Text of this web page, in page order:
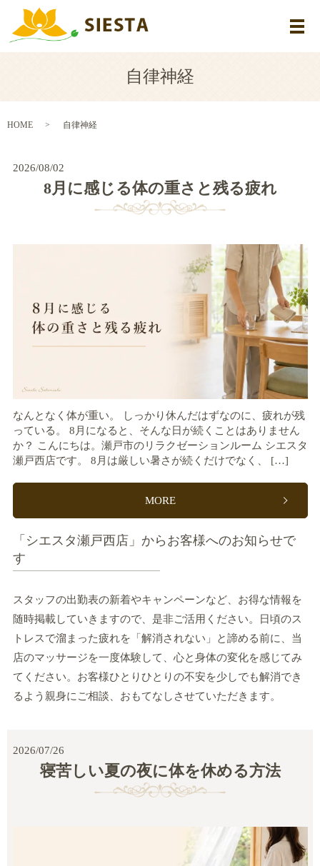
メ
自律神経
HOME 自律神経
2026/08/02
8月に感じる体の重さと残る疲れ
なんとなく体が重い。 しっかり休んだはずなのに、疲れが残
っている。 8月になると、そんな日が続くことはありません
か？ こんにちは。瀬戸市のリラクゼーションルーム シエスタ
瀬戸西店です。 8月は厳しい暑さが続くだけでなく、 […]
MORE
「シエスタ瀬戸西店」からお客様へのお知らせで
す
スタッフの出勤表の新着やキャンペーンなど、お得な情報を
随時掲載していきますので、是非ご活用ください。日頃のス
トレスで溜まった疲れを「解消されない」と諦める前に、当
店のマッサージを一度体験して、心と身体の変化を感じてみ
てください。お客様ひとりひとりの不安を少しでも解消でき
るよう親身にご相談、おもてなしさせていただきます。
2026/07/26
寝苦しい夏の夜に体を休める方法